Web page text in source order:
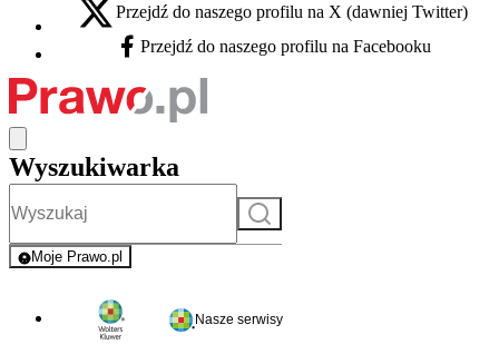
X - otwiera się w nowej karcie
Przejdź do naszego profilu na X (dawniej Twitter)
Facebook - otwiera się w nowej karcie
Przejdź do naszego profilu na Facebooku
Wyszukiwarka
Szukaj
Moje Prawo.pl
- rejestracja i logowanie do serwisu
Nasze serwisy